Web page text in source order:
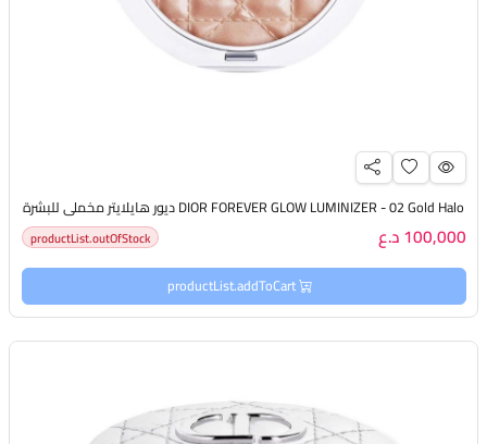
DIOR FOREVER GLOW LUMINIZER - 02 Gold Halo ديور هايلايتر مخملي للبشرة
100,000 د.ع productList.outOfStock
productList.addToCart